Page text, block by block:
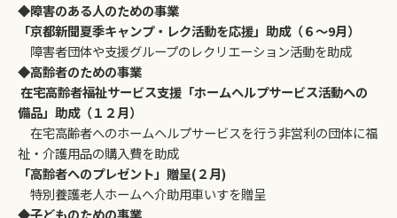
◆障害のある人のための事業
「京都新聞夏季キャンプ・レク活動を応援」助成（６～9月）
障害者団体や支援グループのレクリエーション活動を助成
◆高齢者のための事業
在宅高齢者福祉サービス支援「ホームヘルプサービス活動への
備品」助成（１２月）
在宅高齢者へのホームヘルプサービスを行う非営利の団体に福
祉・介護用品の購入費を助成
「高齢者へのプレゼント」贈呈(２月)
特別養護老人ホームへ介助用車いすを贈呈